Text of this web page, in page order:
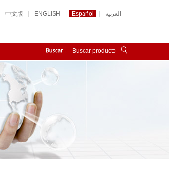
中文版 ENGLISH Español العربية